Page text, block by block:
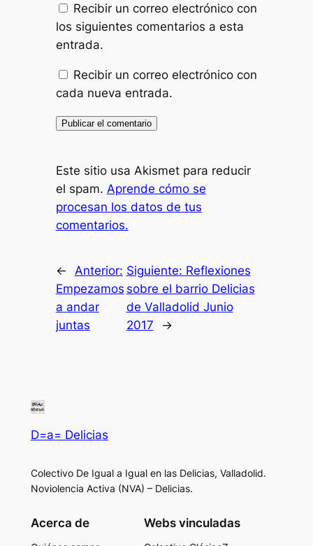
Recibir un correo electrónico con
los siguientes comentarios a esta
entrada.
Recibir un correo electrónico con
cada nueva entrada.
Este sitio usa Akismet para reducir
el spam. Aprende cómo se
procesan los datos de tus
comentarios.
← Anterior:
Empezamos
a andar
juntas
Siguiente: Reflexiones
sobre el barrio Delicias
de Valladolid Junio
2017
→
D=a= Delicias
Colectivo De Igual a Igual en las Delicias, Valladolid.
Noviolencia Activa (NVA) – Delicias.
Acerca de Webs vinculadas